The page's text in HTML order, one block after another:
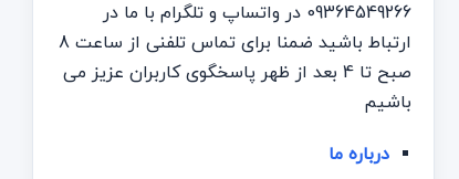
09364549266 در واتساپ و تلگرام با ما در
ارتباط باشید ضمنا برای تماس تلفنی از ساعت 8
صبح تا 4 بعد از ظهر پاسخگوی کاربران عزیز می
باشیم
درباره ما